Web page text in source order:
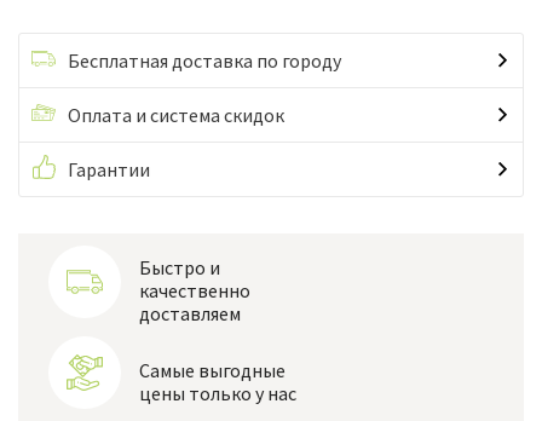
Бесплатная доставка по городу
Оплата и система скидок
Гарантии
Быстро и
качественно
доставляем
Самые выгодные
цены только у нас